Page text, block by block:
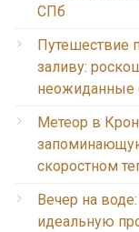
СПб
Путешествие
заливу:
неожиданные
Метеор в
скоростном
Вечер на
идеальную